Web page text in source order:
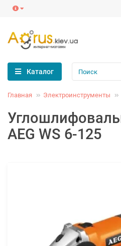
Каталог
Главная Электроинструменты
AEG WS 6-125